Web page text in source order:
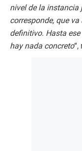
nivel de la instancia
corresponde, que
definitivo. Hasta
hay nada concreto“,